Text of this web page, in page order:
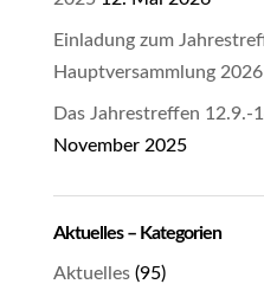
Einladung zum
Hauptversammlung 2026
Das Jahrestreffen 12.9.-
November 2025
Aktuelles – Kategorien
Aktuelles(95)